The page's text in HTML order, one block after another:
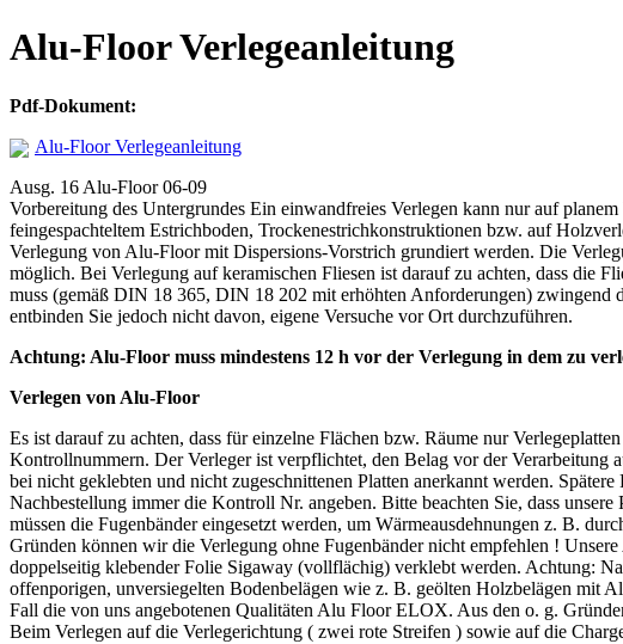
Alu-Floor Verlegeanleitung
Pdf-Dokument:
Alu-Floor Verlegeanleitung
Ausg. 16 Alu-Floor 06-09
Vorbereitung des Untergrundes Ein einwandfreies Verlegen kann nur auf
feingespachteltem Estrichboden, Trockenestrichkonstruktionen bzw. auf
Verlegung von Alu-Floor mit Dispersions-Vorstrich grundiert werden. Die
möglich. Bei Verlegung auf keramischen Fliesen ist darauf zu achten, dass die
muss (gemäß DIN 18 365, DIN 18 202 mit erhöhten Anforderungen) zwingend
entbinden Sie jedoch nicht davon, eigene Versuche vor Ort durchzuführen.
Achtung: Alu-Floor muss mindestens 12 h vor der Verlegung in dem zu
Verlegen von Alu-Floor
Es ist darauf zu achten, dass für einzelne Flächen bzw. Räume nur
Kontrollnummern. Der Verleger ist verpflichtet, den Belag vor der Verarbeitung
bei nicht geklebten und nicht zugeschnittenen Platten anerkannt werden.
Nachbestellung immer die Kontroll Nr. angeben. Bitte beachten Sie, dass
müssen die Fugenbänder eingesetzt werden, um Wärmeausdehnungen z. B.
Gründen können wir die Verlegung ohne Fugenbänder nicht empfehlen !
doppelseitig klebender Folie Sigaway (vollflächig) verklebt werden. Achtung:
offenporigen, unversiegelten Bodenbelägen wie z. B. geölten Holzbelägen mit
Fall die von uns angebotenen Qualitäten Alu Floor ELOX. Aus den o. g.
Beim Verlegen auf die Verlegerichtung ( zwei rote Streifen ) sowie auf die